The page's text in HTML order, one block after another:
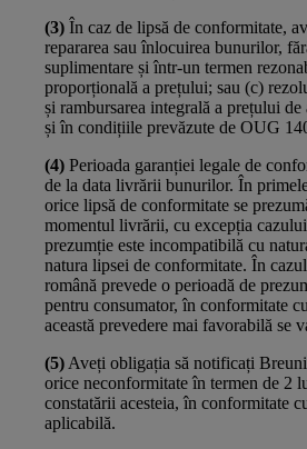
(3) În caz de lipsă de conformitate,
repararea sau înlocuirea bunurilor,
suplimentare și într-un termen
proporțională a prețului; sau (c)
și rambursarea integrală a prețului
și în condițiile prevăzute de OUG
(4) Perioada garanției legale de
de la data livrării bunurilor. În
orice lipsă de conformitate se
momentul livrării, cu excepția cazului
prezumție este incompatibilă cu
natura lipsei de conformitate. În
română prevede o perioadă de
pentru consumator, în conformitate
această prevedere mai favorabilă se
(5) Aveți obligația să notificați
orice neconformitate în termen de 2
constatării acesteia, în conformitate
aplicabilă.